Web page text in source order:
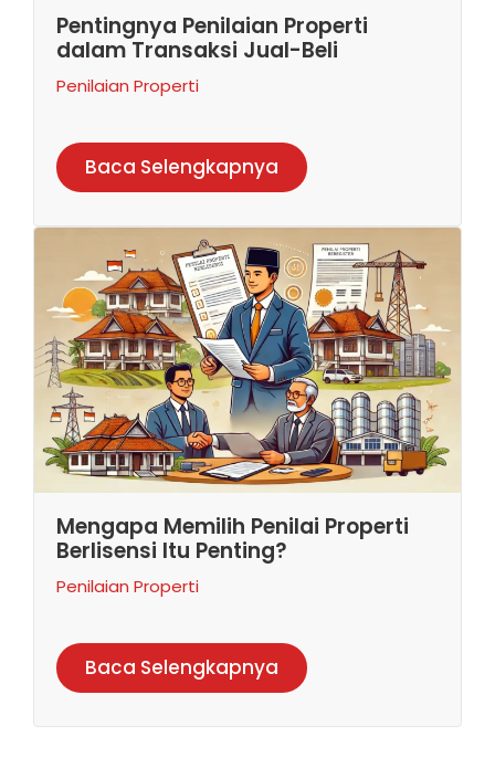
Pentingnya Penilaian Properti
dalam Transaksi Jual-Beli
Penilaian Properti
Baca Selengkapnya
Mengapa Memilih Penilai Properti
Berlisensi Itu Penting?
Penilaian Properti
Baca Selengkapnya